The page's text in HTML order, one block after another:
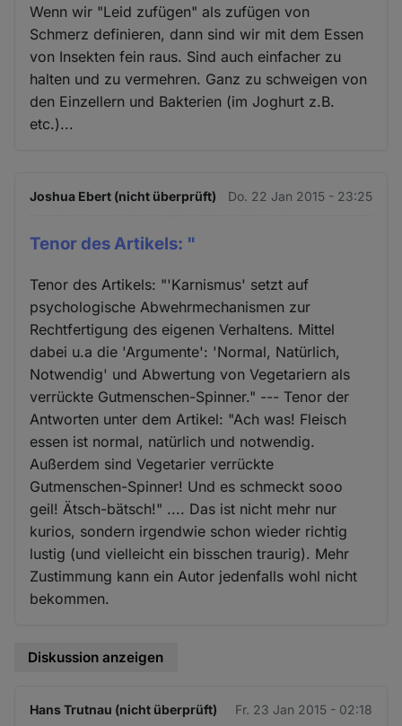
Wenn wir "Leid zufügen" als zufügen von
Schmerz definieren, dann sind wir mit dem Essen
von Insekten fein raus. Sind auch einfacher zu
halten und zu vermehren. Ganz zu schweigen von
den Einzellern und Bakterien (im Joghurt z.B.
etc.)...
Joshua Ebert (nicht überprüft) Do. 22 Jan 2015 - 23:25
Tenor des Artikels: "
Tenor des Artikels: "'Karnismus' setzt auf
psychologische Abwehrmechanismen zur
Rechtfertigung des eigenen Verhaltens. Mittel
dabei u.a die 'Argumente': 'Normal, Natürlich,
Notwendig' und Abwertung von Vegetariern als
verrückte Gutmenschen-Spinner." --- Tenor der
Antworten unter dem Artikel: "Ach was! Fleisch
essen ist normal, natürlich und notwendig.
Außerdem sind Vegetarier verrückte
Gutmenschen-Spinner! Und es schmeckt sooo
geil! Ätsch-bätsch!" .... Das ist nicht mehr nur
kurios, sondern irgendwie schon wieder richtig
lustig (und vielleicht ein bisschen traurig). Mehr
Zustimmung kann ein Autor jedenfalls wohl nicht
bekommen.
Diskussion anzeigen
Hans Trutnau (nicht überprüft) Fr. 23 Jan 2015 - 02:18